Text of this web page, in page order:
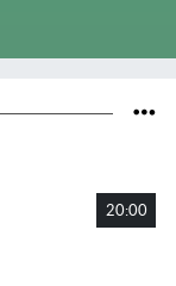
20:00